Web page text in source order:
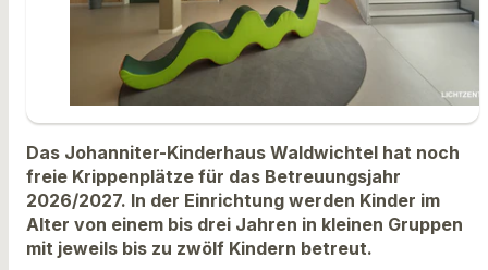
Das Johanniter-Kinderhaus Waldwichtel hat noch
freie Krippenplätze für das Betreuungsjahr
2026/2027. In der Einrichtung werden Kinder im
Alter von einem bis drei Jahren in kleinen Gruppen
mit jeweils bis zu zwölf Kindern betreut.